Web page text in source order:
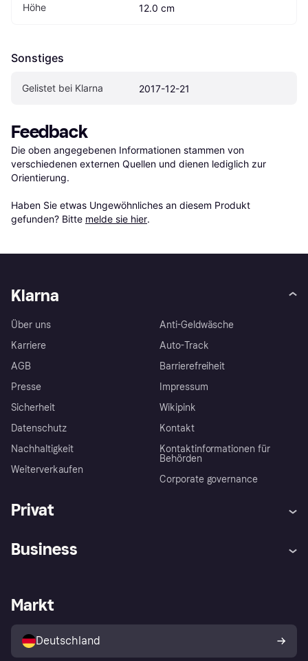
Höhe 12.0 cm
Sonstiges
Gelistet bei Klarna 2017-12-21
Feedback
Die oben angegebenen Informationen stammen von
verschiedenen externen Quellen und dienen lediglich zur
Orientierung.
Haben Sie etwas Ungewöhnliches an diesem Produkt
gefunden? Bitte melde sie hier.
Klarna
Über uns
Karriere
AGB
Presse
Sicherheit
Datenschutz
Nachhaltigkeit
Weiterverkaufen
Anti-Geldwäsche
Auto-Track
Barrierefreiheit
Impressum
Wikipink
Kontakt
Kontaktinformationen für
Behörden
Corporate governance
Privat
Klarna App
Shops entdecken
Käuferschutzrichtlinie
Dein Widerrufsrecht
Business
Händlerportal
Markt
Deutschland